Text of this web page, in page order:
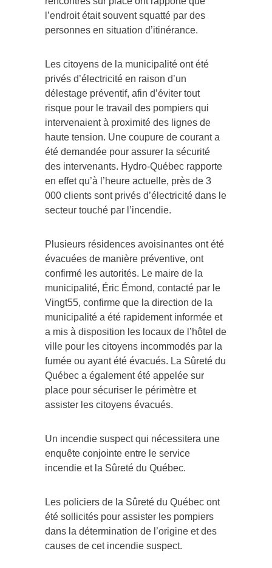
l’endroit était souvent squatté par des
personnes en situation d’itinérance.
Les citoyens de la municipalité ont été
privés d’électricité en raison d’un
délestage préventif, afin d’éviter tout
risque pour le travail des pompiers qui
intervenaient à proximité des lignes de
haute tension. Une coupure de courant a
été demandée pour assurer la sécurité
des intervenants. Hydro-Québec rapporte
en effet qu’à l’heure actuelle, près de 3
000 clients sont privés d’électricité dans le
secteur touché par l’incendie.
Plusieurs résidences avoisinantes ont été
évacuées de manière préventive, ont
confirmé les autorités. Le maire de la
municipalité, Éric Émond, contacté par le
Vingt55, confirme que la direction de la
municipalité a été rapidement informée et
a mis à disposition les locaux de l’hôtel de
ville pour les citoyens incommodés par la
fumée ou ayant été évacués. La Sûreté du
Québec a également été appelée sur
place pour sécuriser le périmètre et
assister les citoyens évacués.
Un incendie suspect qui nécessitera une
enquête conjointe entre le service
incendie et la Sûreté du Québec.
Les policiers de la Sûreté du Québec ont
été sollicités pour assister les pompiers
dans la détermination de l’origine et des
causes de cet incendie suspect.